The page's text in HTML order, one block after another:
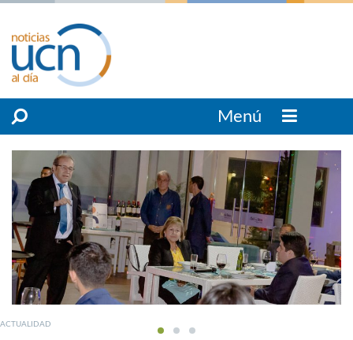
Menú
ACTUALIDAD